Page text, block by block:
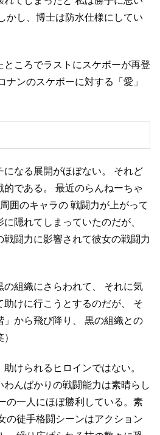
かし、博士は防水仕様にしてい
ところでラストにスケボーが再登
ナンのスケボーに対する「愛」
なる展開がほぼない。
それど
である。
最近のらんねーちゃ
囲のキャラの 戦闘力が上がって
隠れてしまっていたのだが、
闘力に影響されて彼女の戦闘力
組織にさらわれて、
それに気
けに行こうとするのだが、
そ
から飛び降り、
黒の組織との
けられるヒロインではない。
んばかりの戦闘能力は素晴らし
の一人にほぼ勝利している。素
の徒手格闘シーンはアクション